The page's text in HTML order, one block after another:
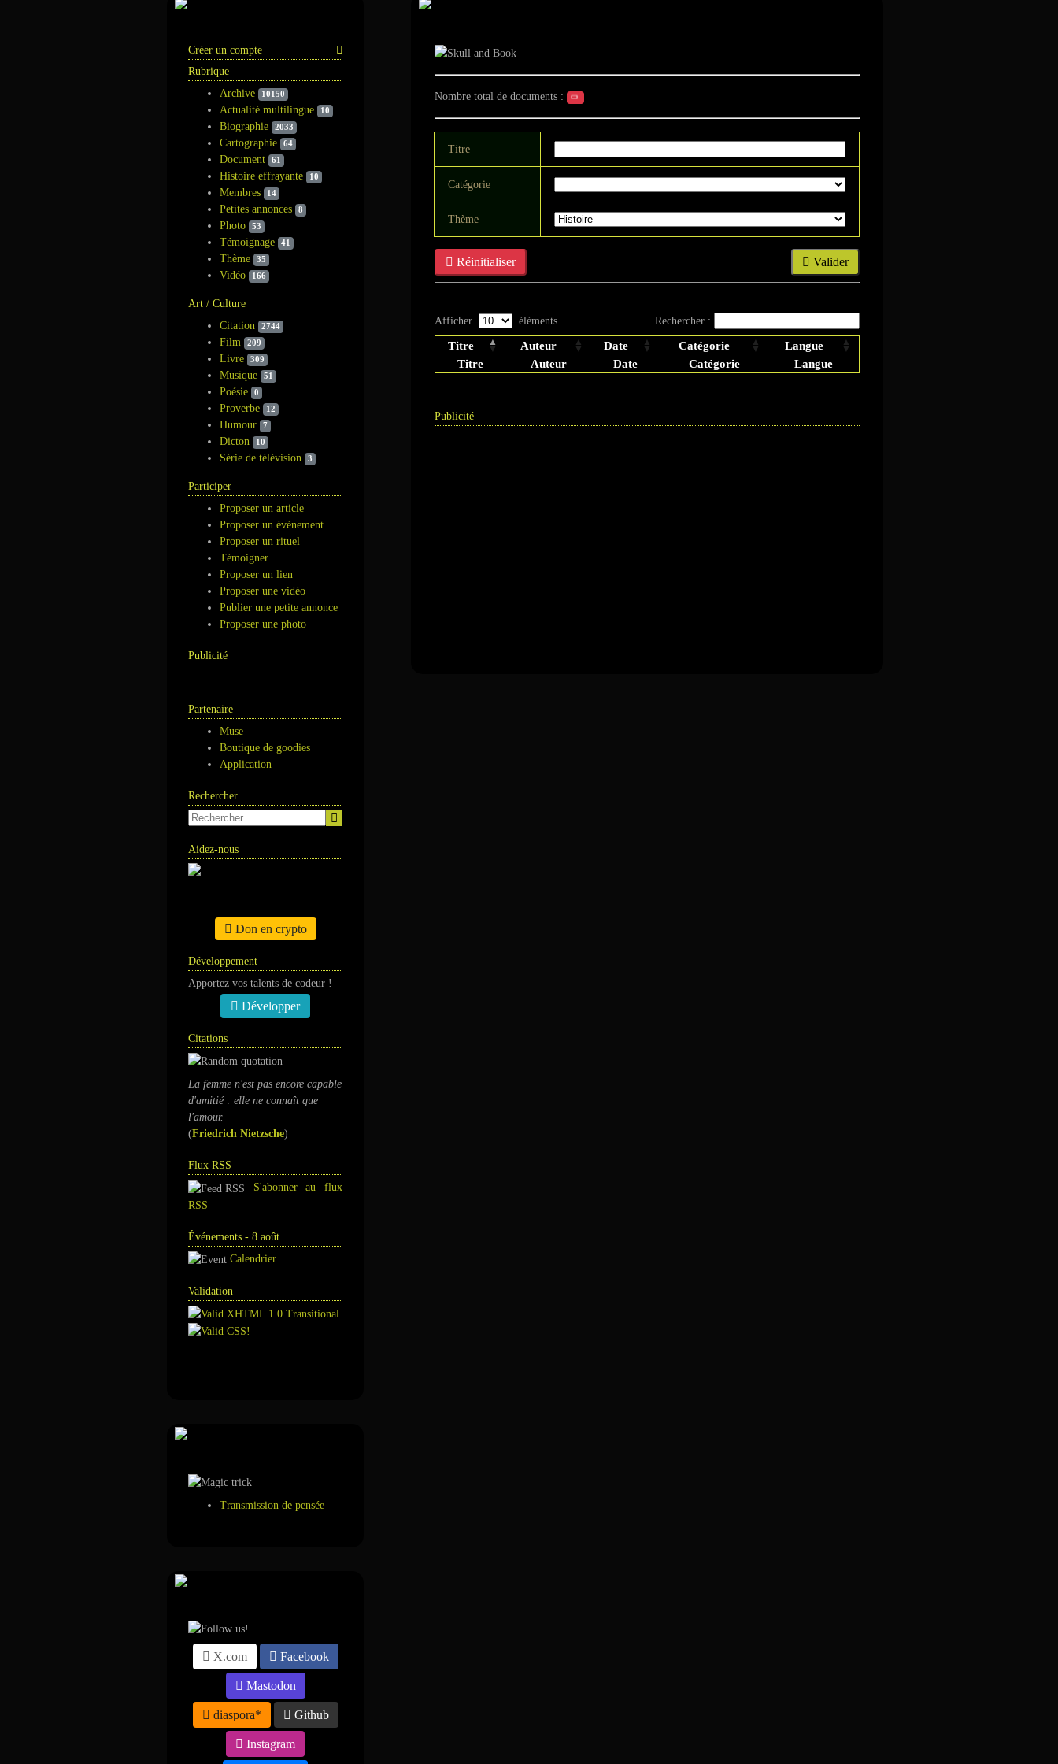
Créer un compte
Rubrique
Archive
10150
Actualité multilingue 10
Biographie 2033
Cartographie 64
Document 61
Histoire effrayante 10
Membres 14
Petites annonces 8
Photo 53
Témoignage 41
Thème 35
Vidéo 166
Art / Culture
Citation
2744
Film 209
Livre 309
Musique 51
Poésie 0
Proverbe 12
Humour 7
Dicton 10
Série de télévision 3
Participer
Proposer un article
Proposer un événement
Proposer un rituel
Témoigner
Proposer un lien
Proposer une vidéo
Publier une petite annonce
Proposer une photo
Publicité
Partenaire
Muse
Boutique de goodies
Application
Rechercher
Aidez-nous
Don en crypto
Développement
Apportez vos talents de codeur !
Développer
Citations
La femme n'est pas encore capable
d'amitié : elle ne connaît que
l'amour.
(Friedrich Nietzsche)
Flux RSS
S'abonner au flux
RSS
Événements - 8 août
Calendrier
Validation
Transmission de pensée
X.com Facebook
Mastodon
diaspora* Github
Instagram
Nombre total de documents :
Titre
Catégorie
Thème
Valider
Réinitialiser
Afficher éléments Rechercher :
Titre Auteur Date Catégorie
Langue
Titre
Auteur Date Catégorie Langue
Publicité